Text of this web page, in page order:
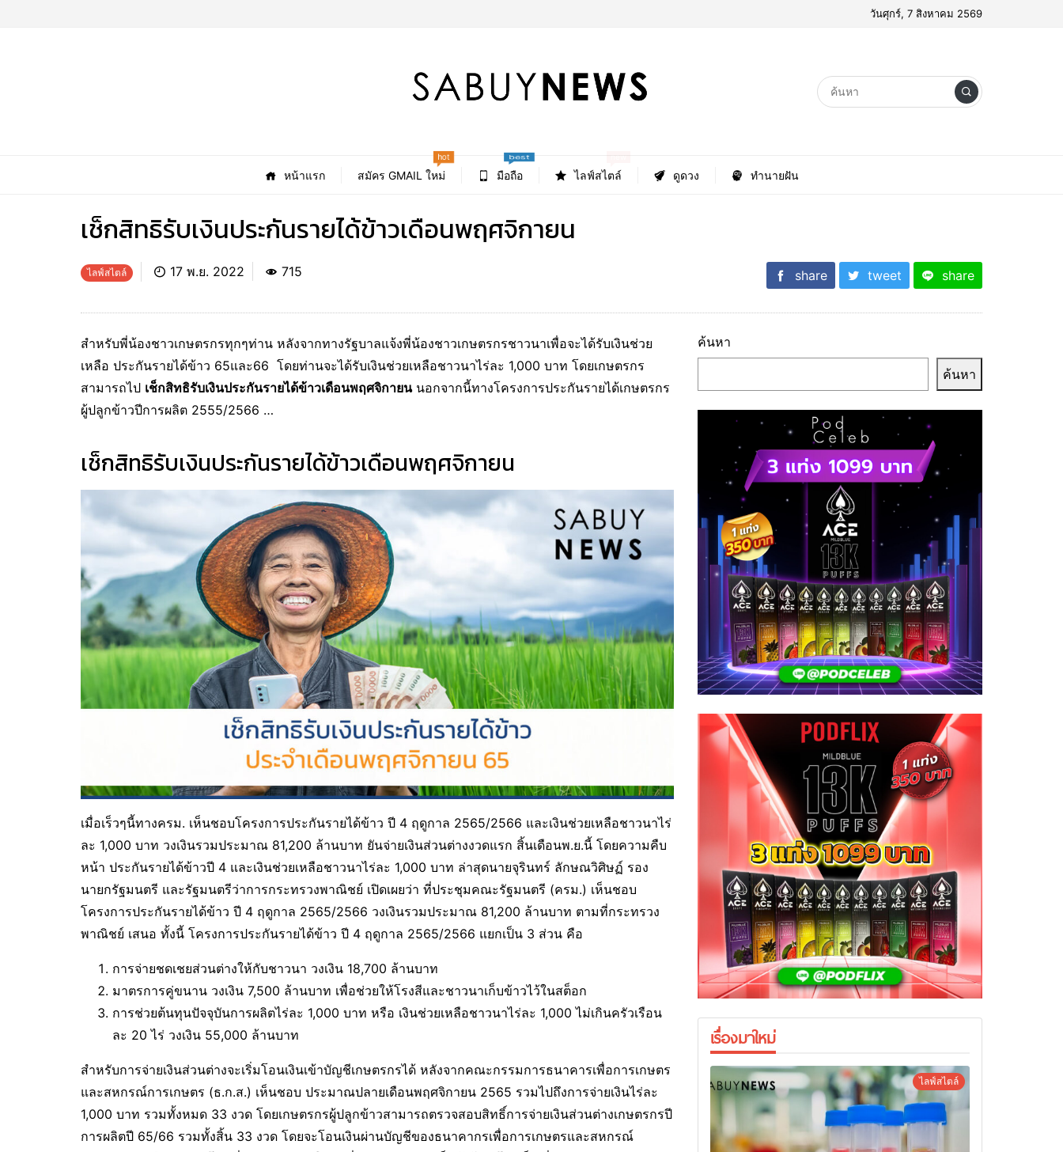
วันศุกร์, 7 สิงหาคม 2569
หน้าแรก สมัคร GMAIL ใหม่
hot
มือถือ
best
ไลฟ์สไตล์
new
ดูดวง ทำนายฝัน
เช็กสิทธิรับเงินประกันรายได้ข้าวเดือนพฤศจิกายน
ไลฟ์สไตล์ 17 พ.ย. 2022 715 share tweet share
สำหรับพี่น้องชาวเกษตรกรทุกๆท่าน หลังจากทางรัฐบาลแจ้งพี่น้องชาวเกษตรกรชาวนาเพื่อจะได้รับเงินช่วย
เหลือ ประกันรายได้ข้าว 65และ66 โดยท่านจะได้รับเงินช่วยเหลือชาวนาไร่ละ 1,000 บาท โดยเกษตรกร
สามารถไป เช็กสิทธิรับเงินประกันรายได้ข้าวเดือนพฤศจิกายนนอกจากนี้ทางโครงการประกันรายได้เกษตรกร
ผู้ปลูกข้าวปีการผลิต 2555/2566 …
เช็กสิทธิรับเงินประกันรายได้ข้าวเดือนพฤศจิกายน
เมื่อเร็วๆนี้ทางครม. เห็นชอบโครงการประกันรายได้ข้าว ปี 4 ฤดูกาล 2565/2566 และเงินช่วยเหลือชาวนาไร่
ละ 1,000 บาท วงเงินรวมประมาณ 81,200 ล้านบาท ยันจ่ายเงินส่วนต่างงวดแรก สิ้นเดือนพ.ย.นี้ โดยความคืบ
หน้า ประกันรายได้ข้าวปี 4 และเงินช่วยเหลือชาวนาไร่ละ 1,000 บาท ล่าสุดนายจุรินทร์ ลักษณวิศิษฏ์ รอง
นายกรัฐมนตรี และรัฐมนตรีว่าการกระทรวงพาณิชย์ เปิดเผยว่า ที่ประชุมคณะรัฐมนตรี (ครม.) เห็นชอบ
โครงการประกันรายได้ข้าว ปี 4 ฤดูกาล 2565/2566 วงเงินรวมประมาณ 81,200 ล้านบาท ตามที่กระทรวง
พาณิชย์ เสนอ ทั้งนี้ โครงการประกันรายได้ข้าว ปี 4 ฤดูกาล 2565/2566 แยกเป็น 3 ส่วน คือ
การจ่ายชดเชยส่วนต่างให้กับชาวนา วงเงิน 18,700 ล้านบาท
มาตรการคู่ขนาน วงเงิน 7,500 ล้านบาท เพื่อช่วยให้โรงสีและชาวนาเก็บข้าวไว้ในสต็อก
การช่วยต้นทุนปัจจุบันการผลิตไร่ละ 1,000 บาท หรือ เงินช่วยเหลือชาวนาไร่ละ 1,000 ไม่เกินครัวเรือน
ละ 20 ไร่ วงเงิน 55,000 ล้านบาท
สำหรับการจ่ายเงินส่วนต่างจะเริ่มโอนเงินเข้าบัญชีเกษตรกรได้ หลังจากคณะกรรมการธนาคารเพื่อการเกษตร
และสหกรณ์การเกษตร (ธ.ก.ส.) เห็นชอบ ประมาณปลายเดือนพฤศจิกายน 2565 รวมไปถึงการจ่ายเงินไร่ละ
1,000 บาท รวมทั้งหมด 33 งวด โดยเกษตรกรผู้ปลูกข้าวสามารถตรวจสอบสิทธิ์การจ่ายเงินส่วนต่างเกษตรกรปี
การผลิตปี 65/66 รวมทั้งสิ้น 33 งวด โดยจะโอนเงินผ่านบัญชีของธนาคากรเพื่อการเกษตรและสหกรณ์
ค้นหา
ค้นหา
เรื่องมาใหม่
ไลฟ์สไตล์